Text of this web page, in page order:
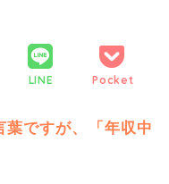
LINE Pocket
葉ですが、「年収中